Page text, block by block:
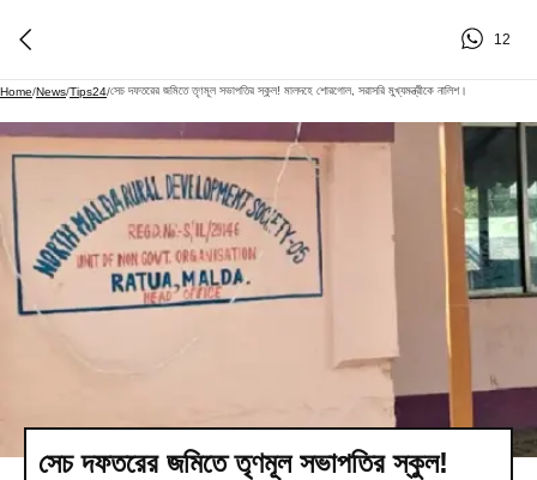
12
Home/News/Tips24/সেচ দফতরের জমিতে তৃণমূল সভাপতির স্কুল! মালদহে শোরগোল, সরাসরি মুখ্যমন্ত্রীকে নালিশ।
সেচ দফতরের জমিতে তৃণমূল সভাপতির স্কুল!